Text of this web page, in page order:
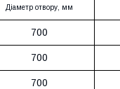
Діаметр отвору, мм
700
700
700